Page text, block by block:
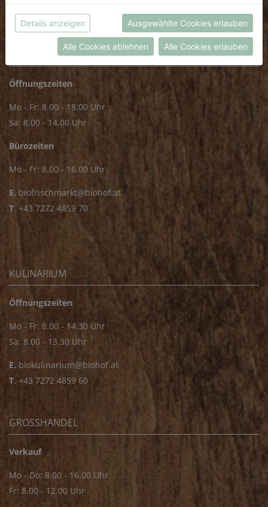
.+43 7272 2597
FRISCHMARKT
Öffnungszeiten
Mo - Fr: 8.00 - 18.00 Uhr
Sa: 8.00 - 14.00 Uhr
Bürozeiten
Mo - Fr: 8.00 - 16.00 Uhr
E. biofrischmarkt@biohof.at
T. +43 7272 4859 70
KULINARIUM
Öffnungszeiten
Mo - Fr: 8.00 - 14.30 Uhr
Sa: 8.00 - 13.30 Uhr
E. biokulinarium@biohof.at
T. +43 7272 4859 60
GROSSHANDEL
Verkauf
Mo - Do: 8.00 - 16.00 Uhr
Fr: 8.00 - 12.00 Uhr
möchtest.
Weitere Informationen findest du in unserer
Datenschutzerklärung
bzw. imImpressum
Details anzeigen Ausgewählte Cookies erlauben
Alle Cookies ablehnen Alle Cookies erlauben